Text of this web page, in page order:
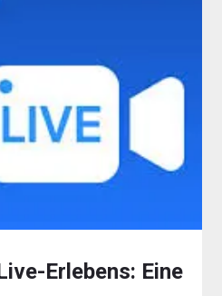
Erlebens: Eine